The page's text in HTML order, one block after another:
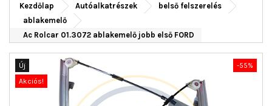
Kezdőlap Autóalkatrészek
belső felszerelés
ablakemelő
Ac Rolcar 01.3072 ablakemelő jobb első FORD
Új
-55%
Akciós!